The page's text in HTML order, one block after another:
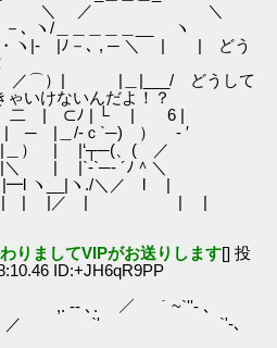
／ ＼
＿＿＿＿__ ヽ
|ﾉ－､ , ─ ＼ | | どう
⌒）| |＿|___/ どうして
いけないんだよ！？
| ⊂ﾉ | └ | 6 |
ｃ`─) ） - ′
| |‘┬─(、( ／
|`-`─- ´ﾉ＾＼
__|ヽ./＼／ l |
|／ | | |
りましてVIPがお送りします[] 投
ID:+JH6qR9PP
￣｀~`''‐ ､
`'‐､